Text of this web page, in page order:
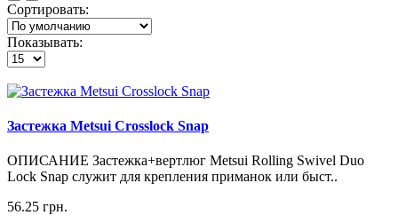
Сортировать:
Показывать:
Застежка Metsui Crosslock Snap
ОПИСАНИЕ Застежка+вертлюг Metsui Rolling Swivel Duo
Lock Snap служит для крепления приманок или быст..
56.25 грн.